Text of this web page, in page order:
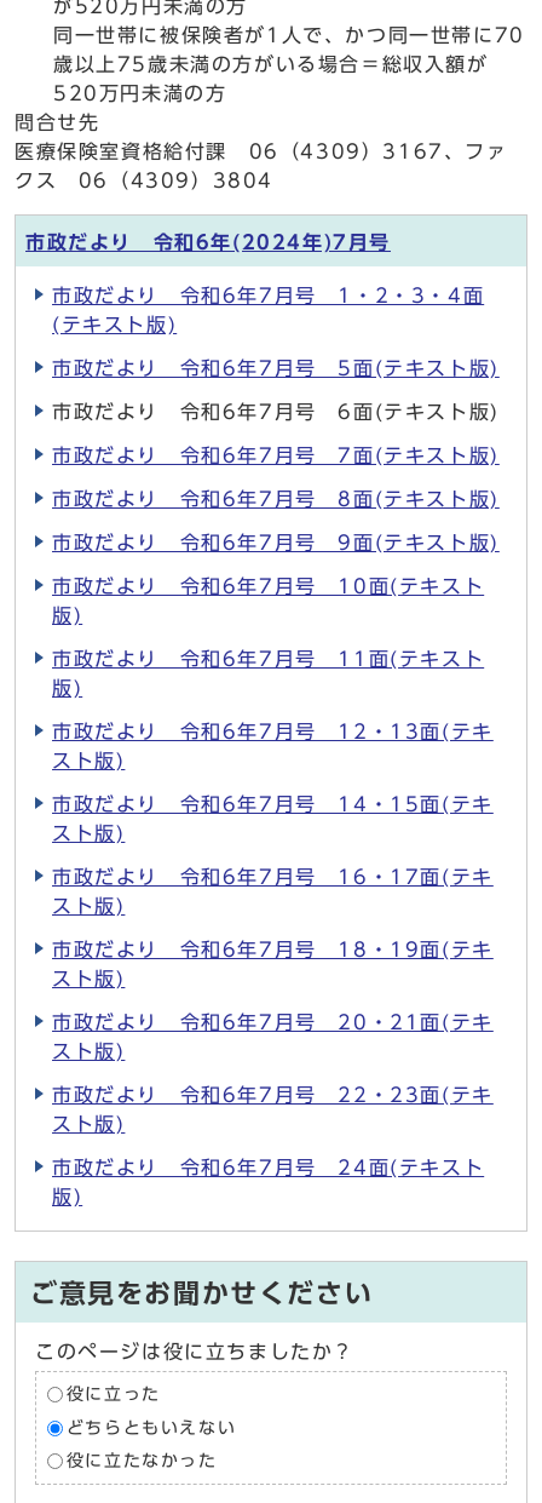
が520万円未満の方
同一世帯に被保険者が1人で、かつ同一世帯に70
歳以上75歳未満の方がいる場合＝総収入額が
520万円未満の方
問合せ先
医療保険室資格給付課 06（4309）3167、ファ
クス 06（4309）3804
市政だより 令和6年(2024年)7月号
市政だより 令和6年7月号 1・2・3・4面
(テキスト版)
市政だより 令和6年7月号 5面(テキスト版)
市政だより 令和6年7月号 6面(テキスト版)
市政だより 令和6年7月号 7面(テキスト版)
市政だより 令和6年7月号 8面(テキスト版)
市政だより 令和6年7月号 9面(テキスト版)
市政だより 令和6年7月号 10面(テキスト
版)
市政だより 令和6年7月号 11面(テキスト
版)
市政だより 令和6年7月号 12・13面(テキ
スト版)
市政だより 令和6年7月号 14・15面(テキ
スト版)
市政だより 令和6年7月号 16・17面(テキ
スト版)
市政だより 令和6年7月号 18・19面(テキ
スト版)
市政だより 令和6年7月号 20・21面(テキ
スト版)
市政だより 令和6年7月号 22・23面(テキ
スト版)
市政だより 令和6年7月号 24面(テキスト
版)
ご意見をお聞かせください
このページは役に立ちましたか？
役に立った
どちらともいえない
役に立たなかった